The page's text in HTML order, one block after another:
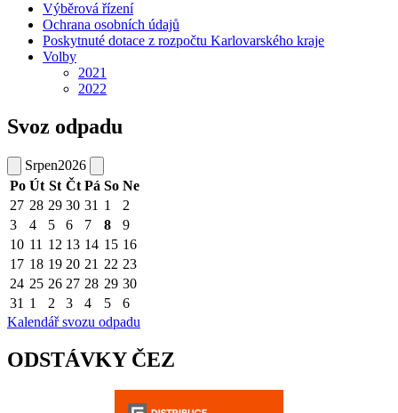
Výběrová řízení
Ochrana osobních údajů
Poskytnuté dotace z rozpočtu Karlovarského kraje
Volby
2021
2022
Svoz odpadu
Srpen2026
Po Út St Čt Pá So Ne
27 28 29 30 31 1
2
3
4 5 6 7 8
9
10 11 12 13 14 15 16
17 18 19 20 21 22 23
24 25 26 27 28 29 30
31 1 2 3 4 5
6
Kalendář svozu odpadu
ODSTÁVKY ČEZ